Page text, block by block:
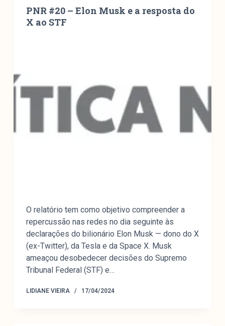
PNR #20 – Elon Musk e a resposta do
X ao STF
O relatório tem como objetivo compreender a
repercussão nas redes no dia seguinte às
declarações do bilionário Elon Musk — dono do X
(ex-Twitter), da Tesla e da Space X. Musk
ameaçou desobedecer decisões do Supremo
Tribunal Federal (STF) e…
LIDIANE VIEIRA 17/04/2024